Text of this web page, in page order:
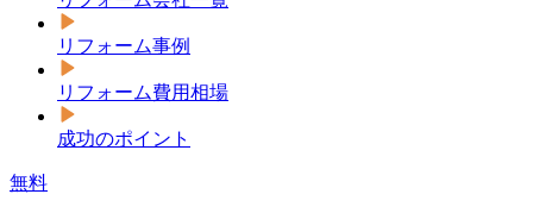
リフォーム事例
リフォーム費用相場
成功のポイント
無料